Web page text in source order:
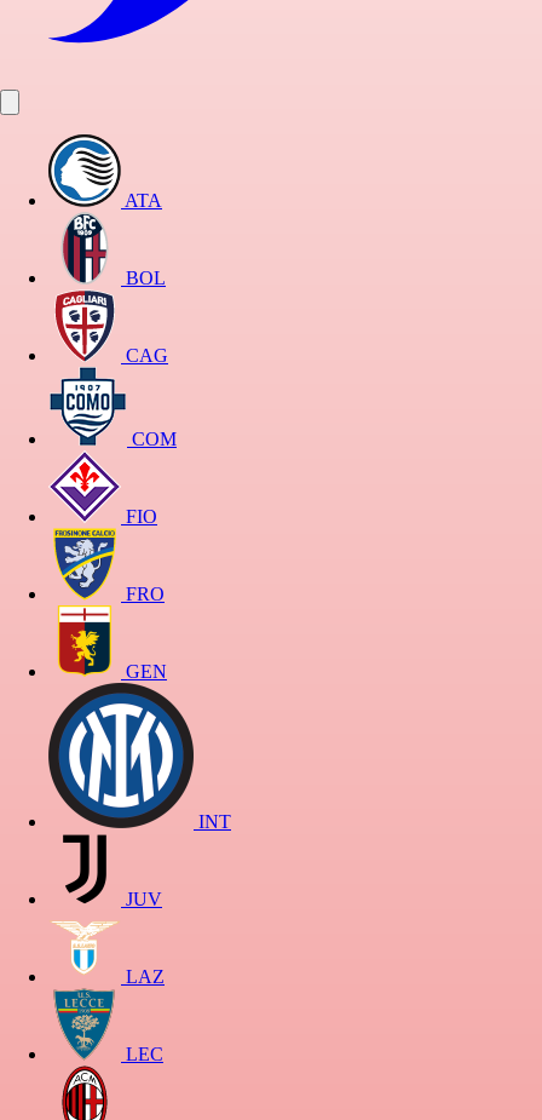
ATA
BOL
CAG
COM
FIO
FRO
GEN
INT
JUV
LAZ
LEC